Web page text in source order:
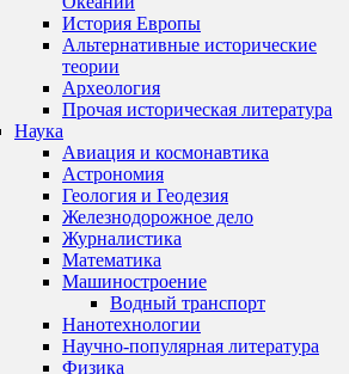
История Европы
Альтернативные исторические
теории
Археология
Прочая историческая литература
Наука
Авиация и космонавтика
Астрономия
Геология и Геодезия
Железнодорожное дело
Журналистика
Математика
Машиностроение
Водный транспорт
Нанотехнологии
Научно-популярная литература
Физика